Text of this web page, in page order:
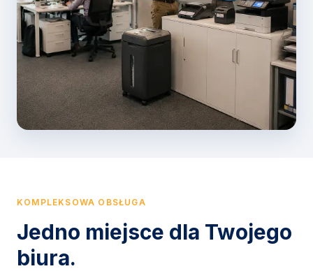
KOMPLEKSOWA OBSŁUGA
Jedno miejsce dla Twojego
biura.